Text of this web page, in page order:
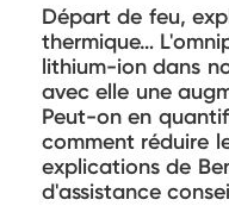
Départ de feu,
thermique…
lithium-ion dans
avec elle une
Peut-on en
comment réduire
explications de
d'assistance